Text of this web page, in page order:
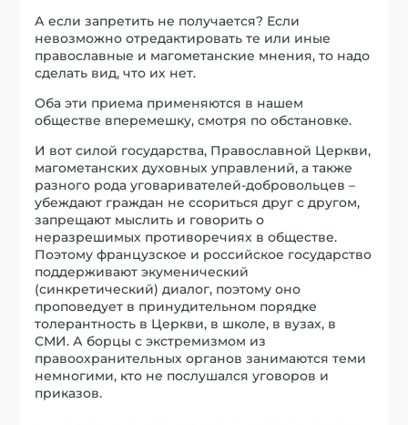
А если запретить не получается? Если
невозможно отредактировать те или иные
православные и магометанские мнения, то надо
сделать вид, что их нет.
Оба эти приема применяются в нашем
обществе вперемешку, смотря по обстановке.
И вот силой государства, Православной Церкви,
магометанских духовных управлений, а также
разного рода уговаривателей-добровольцев –
убеждают граждан не ссориться друг с другом,
запрещают мыслить и говорить о
неразрешимых противоречиях в обществе.
Поэтому французское и российское государство
поддерживают экуменический
(синкретический) диалог, поэтому оно
проповедует в принудительном порядке
толерантность в Церкви, в школе, в вузах, в
СМИ. А борцы с экстремизмом из
правоохранительных органов занимаются теми
немногими, кто не послушался уговоров и
приказов.